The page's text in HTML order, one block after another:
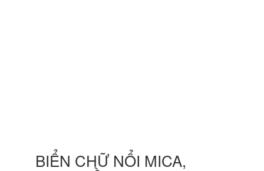
BIỂN CHỮ NỔI MICA,